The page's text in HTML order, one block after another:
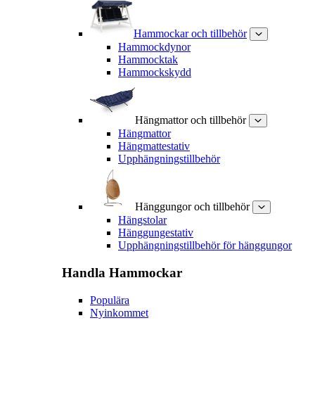
Hammockar och tillbehör
Hammockdynor
Hammocktak
Hammockskydd
Hängmattor och tillbehör
Hängmattor
Hängmattestativ
Upphängningstillbehör
Hänggungor och tillbehör
Hängstolar
Hänggungestativ
Upphängningstillbehör för hänggungor
Handla Hammockar
Populära
Nyinkommet